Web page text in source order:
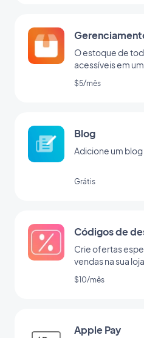
O estoque de
acessíveis em
$5/mês
Blog
Adicione um blog
Grátis
Códigos de
Crie ofertas
vendas na sua
$10/mês
Apple Pay